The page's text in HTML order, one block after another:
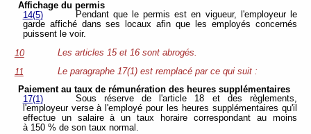
Affichage du permis
14(5)
Pendant que le permis est en vigueur, l'employeur le
garde affiché dans ses locaux afin que les employés concernés
puissent le voir.
10
Les articles 15 et 16 sont abrogés.
11
Le paragraphe 17(1) est remplacé par ce qui suit :
Paiement au taux de rémunération des heures supplémentaires
17(1)
Sous réserve de l'article 18 et des règlements,
l'employeur verse à l'employé pour les heures supplémentaires qu'il
effectue un salaire à un taux horaire correspondant au moins
à 150 % de son taux normal.